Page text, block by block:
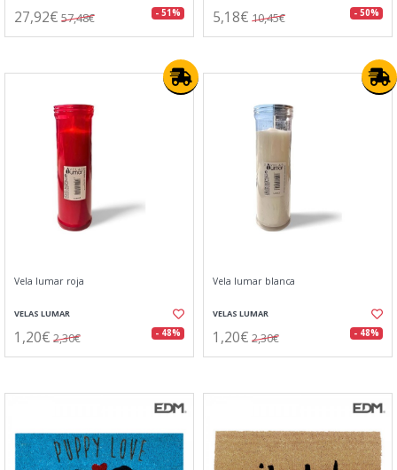
27,92€ 57,48€ - 51% 5,18€ 10,45€ - 50%
Vela lumar roja
VELAS LUMAR
1,20€ 2,30€ - 48%
Vela lumar blanca
VELAS LUMAR
1,20€ 2,30€ - 48%